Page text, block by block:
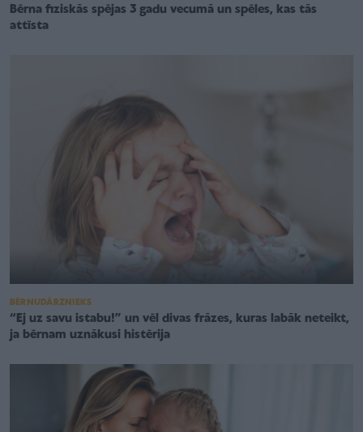
Bērna fiziskās spējas 3 gadu vecumā un spēles, kas tās
attīsta
BĒRNUDĀRZNIEKS
“Ej uz savu istabu!” un vēl divas frāzes, kuras labāk neteikt,
ja bērnam uznākusi histērija